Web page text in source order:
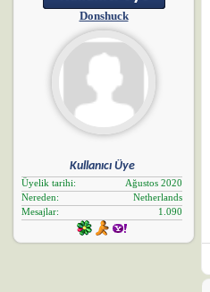
Donshuck
Kullanıcı Üye
Üyelik tarihi
Ağustos 2020
Nereden
Netherlands
Mesajlar
1.090